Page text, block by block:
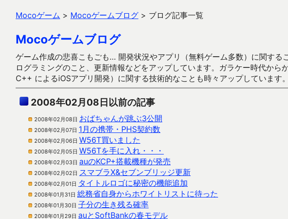
Mocoゲーム > Mocoゲームブログ > ブログ記事一覧
Mocoゲームブログ
ゲーム作成の悲喜こもごも… 開発状況やアプリ（無料ゲーム多数）に関す
ログラミングのこと、更新情報などをアップしています。ガラケー時代か
C++ によるiOSアプリ開発）に関する技術的なことも時々アップしています。
2008年02月08日以前の記事
2008年02月08日 おばちゃんが跳ぶ3公開
2008年02月07日 1月の携帯・PHS契約数
2008年02月06日 W56T買いました
2008年02月05日 W56Tを手に入れ・・・
2008年02月03日 auのKCP+搭載機種が発売
2008年02月02日 スマブラX&セブンブリッジ更新
2008年02月01日 タイトルロゴに秘密の機能追加
2008年01月31日 総務省自身からホワイトリストに待った
2008年01月30日 子分の生き残る確率
2008年01月29日 auとSoftBankの春モデル